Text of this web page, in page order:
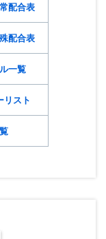
配合表
配合表
一覧
リスト